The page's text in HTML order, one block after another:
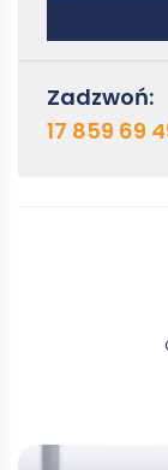
Zadzwoń:
17 859 69